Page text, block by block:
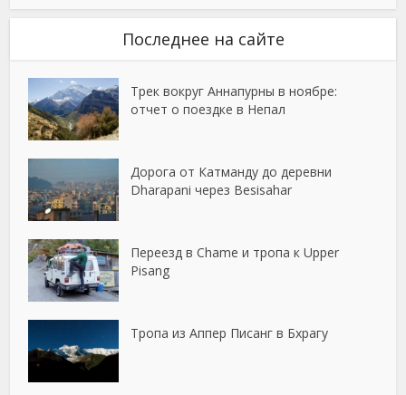
Последнее на сайте
Трек вокруг Аннапурны в ноябре:
отчет о поездке в Непал
Дорога от Катманду до деревни
Dharapani через Besisahar
Переезд в Chame и тропа к Upper
Pisang
Тропа из Аппер Писанг в Бхрагу